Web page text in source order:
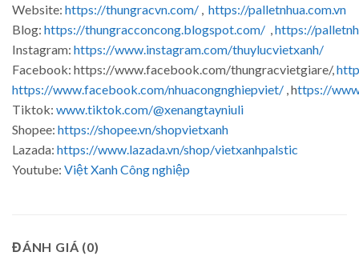
Website: https://thungracvn.com/
https://palletnhua.com.vn
Blog: https://thungracconcong.blogspot.com/
https://
Instagram: https://www.instagram.com/thuylucvietxanh/
Facebook: https://www.facebook.com/thungracvietgiare/,
https://www.facebook.com/nhuacongnghiepviet/ , https://
Tiktok: www.tiktok.com/@xenangtayniuli
Shopee: https://shopee.vn/shopvietxanh
Lazada: https://www.lazada.vn/shop/vietxanhpalstic
Youtube: Việt Xanh Công nghiệp
ĐÁNH GIÁ (0)